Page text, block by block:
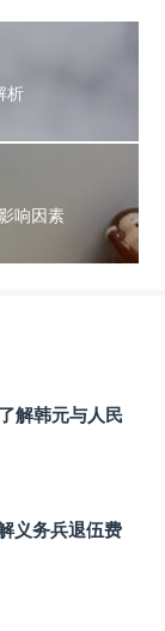
析
响因素
解韩元与人民
义务兵退伍费